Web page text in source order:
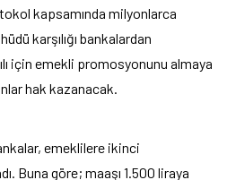
kapsamında milyonlarca
karşılığı bankalardan
için emekli promosyonunu almaya
hak kazanacak.
emeklilere ikinci
Buna göre; maaşı 1.500 liraya